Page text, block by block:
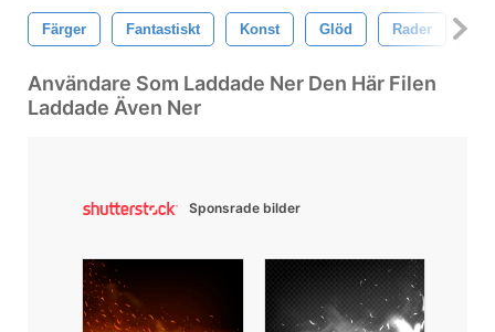
Färger Fantastiskt Konst Glöd Rader
Användare Som Laddade Ner Den Här Filen
Laddade Även Ner
Sponsrade bilder